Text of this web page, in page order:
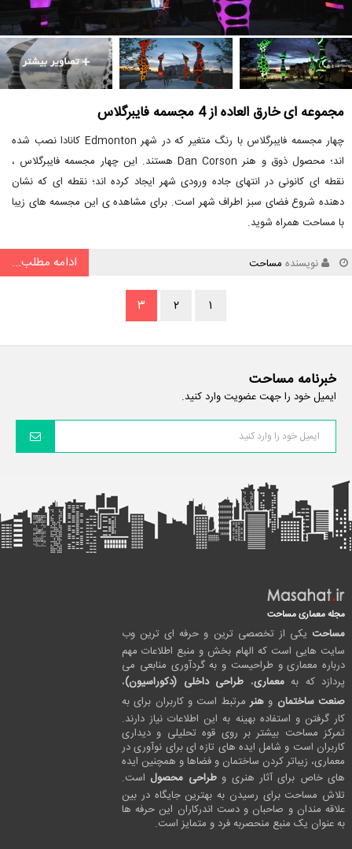
مجموعه ای خارق العاده از 4 مجسمه فایبرگلاس
چهار مجسمه فایبرگلاس با رنگ متغیر که در شهر Edmonton کانادا نصب شده
اند؛ محصول ذوق و هنر Dan Corson هستند. این چهار مجسمه فایبرگلاس ،
نقطه ای کانونی در انتهای جاده ورودی شهر ایجاد کرده اند؛ نقطه ای که نشان
دهنده شروع فضای سبز اطراف شهر است. برای مشاهده ی این مجسمه های زیبا
با مساحت همراه شوید.
نویسنده مساحت ادامه مطلب...
۱ ۲ ۳
خبرنامه مساحت
ایمیل خود را جهت عضویت وارد کنید.
مجله معماری مساحت
مساحت یکی از تخصصی ترین و حرفه ای ترین وب
سایت هایی است که الهام بخش و منبع اطلاعات مهم
درباره معماری و طراحیست و به گردآوری منابعی می
پردازد که بهمعماری، طراحی داخلی (دکوراسیون)،
صنعت ساختمان و هنرمرتبط است و کاربران برای به
کار گرفتن و استفاده بهینه به این اطلاعات نیاز دارند.
تمرکز مساحت بیشتر بر روی قوه تحلیلی و دیداری
کاربران است و شامل ایده های تازه ای برای نوآوری در
معماری، زیباتر کردن ساختمان و فضاها و همچنین ایده
های خاص برای آثار هنری وطراحی محصول است.
تلاش مساحت برای رسیدن به بهترین جایگاه در بین
علاقه مندان و صاحبان و دست اندرکاران این حرفه ها
به عنوان یک منبع منحصربه فرد و متمایز است.